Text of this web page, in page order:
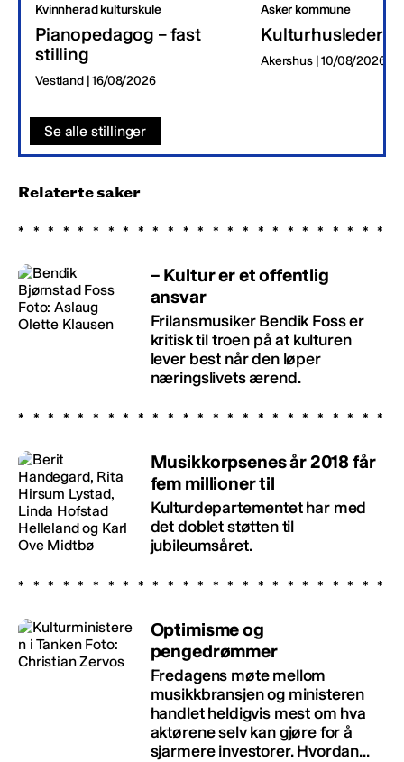
Kvinnherad kulturskule
Pianopedagog – fast
stilling
Vestland | 16/08/2026
Asker kommune
Kulturhusleder
Akershus | 10/08/2026
Se alle stillinger
Relaterte saker
– Kultur er et offentlig
ansvar
Frilansmusiker Bendik Foss er
kritisk til troen på at kulturen
lever best når den løper
næringslivets ærend.
Musikkorpsenes år 2018 får
fem millioner til
Kulturdepartementet har med
det doblet støtten til
jubileumsåret.
Optimisme og
pengedrømmer
Fredagens møte mellom
musikkbransjen og ministeren
handlet heldigvis mest om hva
aktørene selv kan gjøre for å
sjarmere investorer. Hvordan...